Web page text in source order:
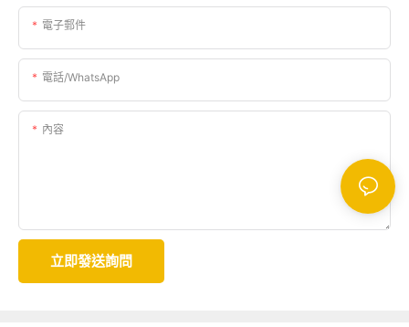
電子郵件
電話/WhatsApp
內容
立即發送詢問